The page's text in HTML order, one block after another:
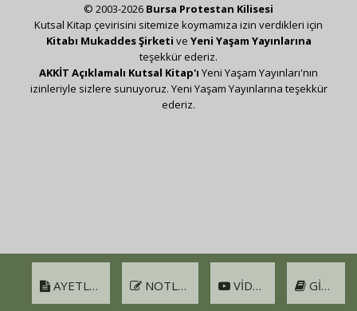
AYETLER NOTLAR VIDEO GIRIŞ
© 2003-2026 Bursa Protestan Kilisesi
Kutsal Kitap çevirisini sitemize koymamıza izin verdikleri için
Kitabı Mukaddes Şirketi ve Yeni Yaşam Yayınlarına
teşekkür ederiz.
AKKİT Açıklamalı Kutsal Kitap'ı Yeni Yaşam Yayınları'nın
izinleriyle sizlere sunuyoruz. Yeni Yaşam Yayınlarına teşekkür
ederiz.